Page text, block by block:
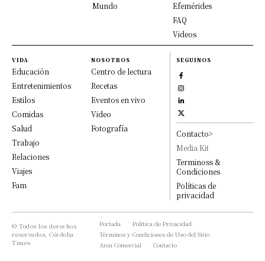
Mundo
Efemérides
FAQ
Videos
VIDA
Educación
Entretenimientos
Estilos
Comidas
Salud
Trabajo
Relaciones
Viajes
Fam
NOSOTROS
Centro de lectura
Recetas
Eventos en vivo
Video
Fotografía
SEGUINOS
Contacto>
Media Kit
Terminoss &
Condiciones
Políticas de
privacidad
© Todos los derechos
reservados, Córdoba
Times
Portada
Política de Privacidad
Términos y Condiciones de Uso del Sitio
Area Comercial
Contacto